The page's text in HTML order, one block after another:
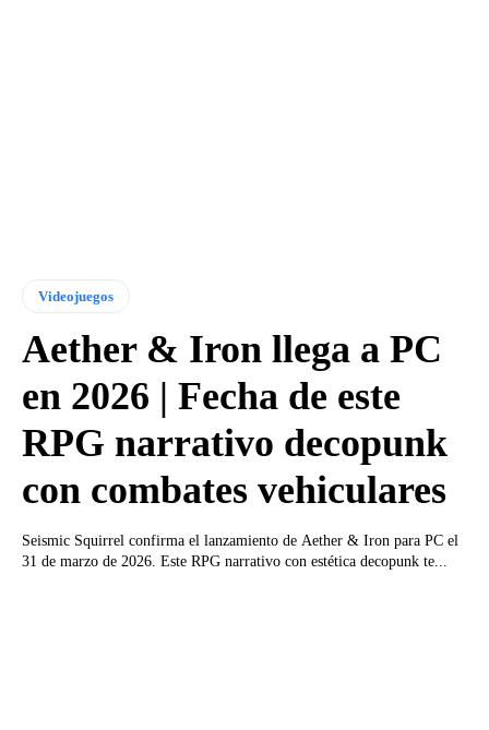
Videojuegos
Aether & Iron llega a PC
en 2026 | Fecha de este
RPG narrativo decopunk
con combates vehiculares
Seismic Squirrel confirma el lanzamiento de Aether & Iron para PC el
31 de marzo de 2026. Este RPG narrativo con estética decopunk te...